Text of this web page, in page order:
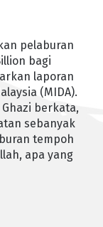
pelaburan
bagi
laporan
(MIDA).
berkata,
sebanyak
tempoh
apa yang